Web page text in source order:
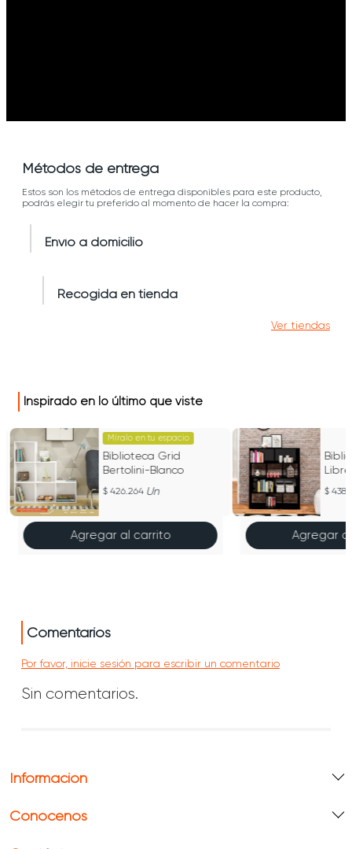
Métodos de entrega
Estos son los métodos de entrega disponibles para este producto,
podrás elegir tu preferido al momento de hacer la compra:
Envío a domicilio
Recogida en tienda
Ver tiendas
Inspirado en lo último que viste
Míralo en tu espacio
Biblioteca Grid
Bertolini-Blanco
426.264 Un
Agregar al carrito
10
Agregar
Comentarios
Por favor, inicie sesión para escribir un comentario
Sin comentarios.
Información
Conócenos